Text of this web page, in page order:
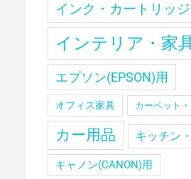
インク・カートリッジ
インテリア・家
エプソン(EPSON)用
オフィス家具 カーペット
カー用品 キッチン
キャノン(CANON)用